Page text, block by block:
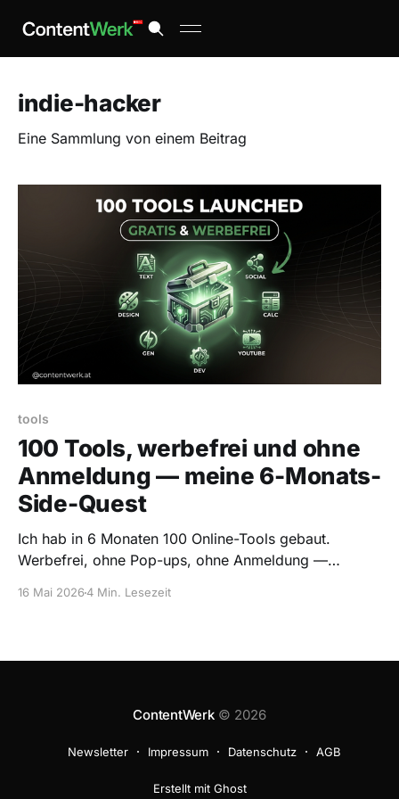
indie-hacker
Eine Sammlung von einem Beitrag
tools
100 Tools, werbefrei und ohne
Anmeldung — meine 6-Monats-
Side-Quest
Ich hab in 6 Monaten 100 Online-Tools gebaut.
Werbefrei, ohne Pop-ups, ohne Anmeldung —
16 Mai 20264 Min. Lesezeit
ContentWerk© 2026
Newsletter Impressum Datenschutz AGB
Erstellt mit Ghost